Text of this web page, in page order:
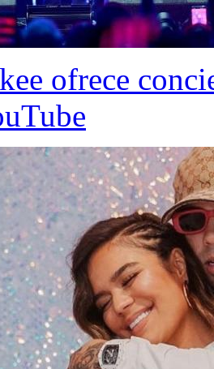
ofrece